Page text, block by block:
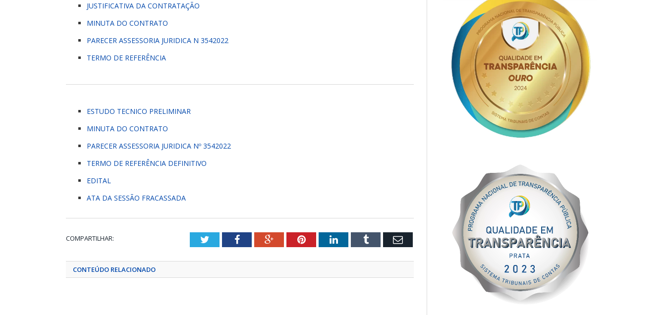
JUSTIFICATIVA DA CONTRATAÇÃO
MINUTA DO CONTRATO
PARECER ASSESSORIA JURIDICA N 3542022
TERMO DE REFERÊNCIA
ESTUDO TECNICO PRELIMINAR
MINUTA DO CONTRATO
PARECER ASSESSORIA JURIDICA Nº 3542022
TERMO DE REFERÊNCIA DEFINITIVO
EDITAL
ATA DA SESSÃO FRACASSADA
COMPARTILHAR: TwitterFacebookGoogle+PinterestLinkedInTumblr Email
CONTEÚDO RELACIONADO